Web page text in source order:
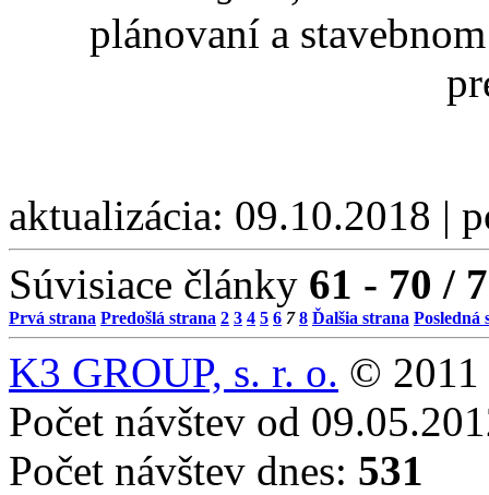
plánovaní a
aktualizácia: 09.10.2018 |
Súvisiace články 61 - 70 /
Prvá strana Predošlá strana 2 3 4 5 6 7 8 Ďalšia strana Posledná
K3 GROUP, s. r. o. © 2011
Počet návštev od
Počet návštev dnes: 531